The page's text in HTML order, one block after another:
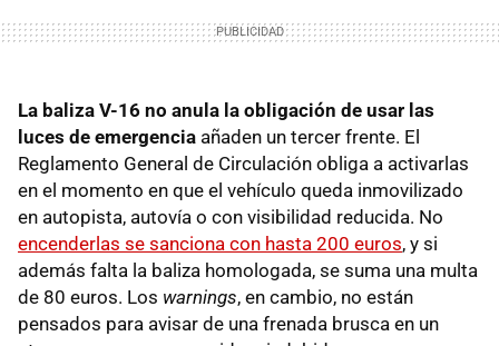
La baliza V-16 no anula la obligación de usar las
luces de emergencia añaden un tercer frente. El
Reglamento General de Circulación obliga a activarlas
en el momento en que el vehículo queda inmovilizado
en autopista, autovía o con visibilidad reducida. No
encenderlas se sanciona con hasta 200 euros, y si
además falta la baliza homologada, se suma una multa
de 80 euros. Los warnings, en cambio, no están
pensados para avisar de una frenada brusca en un